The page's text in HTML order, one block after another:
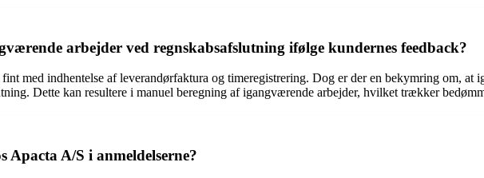
arbejder ved regnskabsafslutning ifølge kundernes feedback?
med indhentelse af leverandørfaktura og timeregistrering. Dog er der en bekymring om, at
Dette kan resultere i manuel beregning af igangværende arbejder, hvilket trækker
Apacta A/S i anmeldelserne?